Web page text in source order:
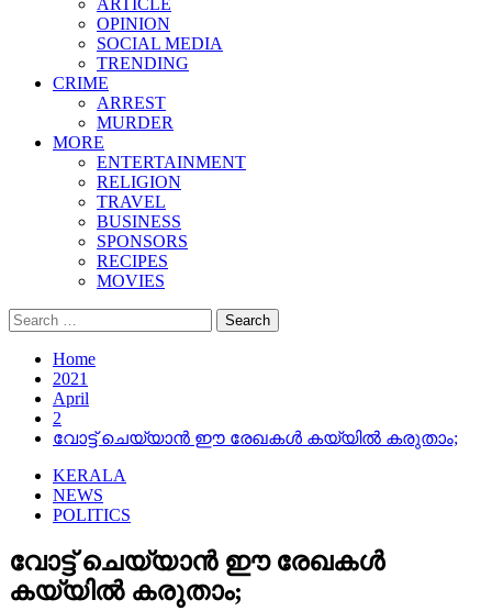
OPINION
SOCIAL MEDIA
TRENDING
CRIME
ARREST
MURDER
MORE
ENTERTAINMENT
RELIGION
TRAVEL
BUSINESS
SPONSORS
RECIPES
MOVIES
Search
for:
Home
2021
April
2
വോട്ട് ചെയ്യാന്‍ ഈ രേഖകള്‍ കയ്യില്‍ കരുതാം;
KERALA
NEWS
POLITICS
വോട്ട് ചെയ്യാന്‍ ഈ രേഖകള്‍
കയ്യില്‍ കരുതാം;